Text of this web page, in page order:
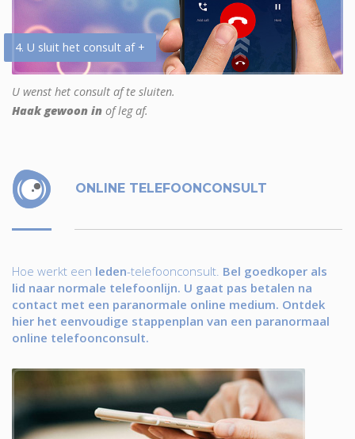
4. U sluit het consult af +
U wenst het consult af te sluiten.
Haak gewoon in of leg af.
ONLINE TELEFOONCONSULT
Hoe werkt een leden-telefoonconsult. Bel goedkoper als
lid naar normale telefoonlijn. U gaat pas betalen na
contact met een paranormale online medium. Ontdek
hier het eenvoudige stappenplan van een paranormaal
online telefoonconsult.